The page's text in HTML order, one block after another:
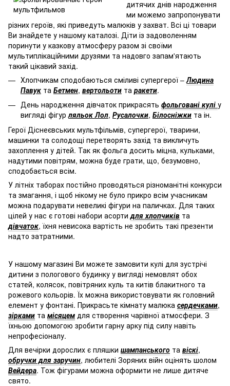
дитячих днів народження
ми можемо запропонувати
різних героїв, які приведуть малюків у захват. Всі ці товари
Ви знайдете у нашому каталозі. Діти із задоволенням
поринути у казкову атмосферу разом зі своїми
мультиплікаційними друзями та надовго запам'ятають
такий цікавий захід.
Хлопчикам сподобаються сміливі супергерої –Людина
Павук та Бетмен, вертольоти та ракети.
День народження дівчаток прикрасять фольговані кулі у
вигляді фігурляльок Лол, Русалочки, Білосніжки та ін.
Герої Діснеєвських мультфільмів, супергерої, тварини,
машинки та солодощі перетворять захід та викличуть
захоплення у дітей. Так як фольга досить міцна, кульками,
надутими повітрям, можна буде грати, що, безумовно,
сподобається всім.
У літніх таборах постійно проводяться різноманітні конкурси
та змагання, і щоб нікому не було прикро всім учасникам
можна подарувати невеликі фігури на паличках. Для таких
цілей у нас є готові набори асортидля хлопчиків та
дівчаток, їхня невисока вартість не зробить такі презенти
надто затратними.
У нашому магазині Ви можете замовити кулі для зустрічі
дитини з пологового будинку у вигляді немовлят обох
статей, колясок, повітряних куль та китів блакитного та
рожевого кольорів. Їх можна використовувати як головний
елемент у фонтані. Прикрасьте кімнату малюка сердечками,
зірками та місяцем для створення чарівної атмосфери. З
їхньою допомогою зробити гарну арку під силу навіть
непрофесіоналу.
Для вечірки дорослих є пляшки шампанського та віскі,
обручки для заручин, любителі Зоряних війн оцінять шолом
Вейдера. Тож фігурами можна оформити не лише дитяче
свято.